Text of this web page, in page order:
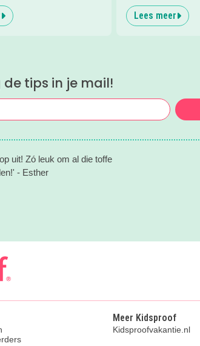
voor op én in het
Lees meer
tips in je mail!
uit! Zó leuk om al die toffe
- Esther
Meer Kidsproof
Kidsproofvakantie.nl